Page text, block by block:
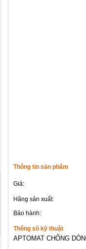
Thông tin sản phẩm
Giá:
Hãng sản xuất:
Bảo hành:
Thông số kỹ thuật
APTOMAT CHỐNG